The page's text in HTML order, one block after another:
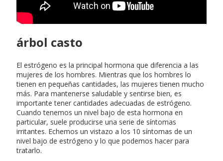
árbol casto
El estrógeno es la principal hormona que diferencia a las
mujeres de los hombres. Mientras que los hombres lo
tienen en pequeñas cantidades, las mujeres tienen mucho
más. Para mantenerse saludable y sentirse bien, es
importante tener cantidades adecuadas de estrógeno.
Cuando tenemos un nivel bajo de esta hormona en
particular, suele producirse una serie de síntomas
irritantes. Echemos un vistazo a los 10 síntomas de un
nivel bajo de estrógeno y lo que podemos hacer para
tratarlo.